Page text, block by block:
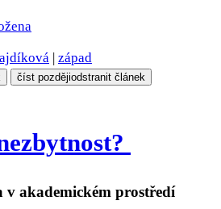
žena
západ
číst pozdějiodstranit článek
akademickém prostředí